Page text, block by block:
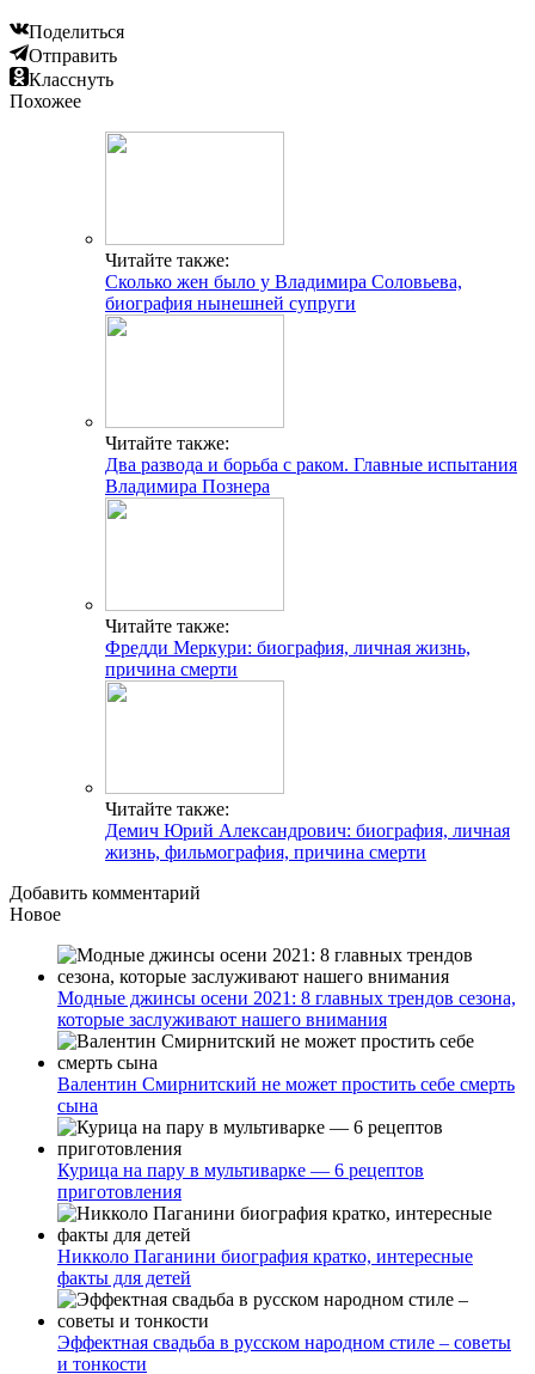
Поделиться
Отправить
Класснуть
Похожее
Читайте также:
Сколько жен было у Владимира Соловьева,
биография нынешней супруги
Читайте также:
Два развода и борьба с раком. Главные испытания
Владимира Познера
Читайте также:
Фредди Меркури: биография, личная жизнь,
причина смерти
Читайте также:
Демич Юрий Александрович: биография, личная
жизнь, фильмография, причина смерти
Добавить комментарий
Новое
Модные джинсы осени 2021: 8 главных трендов сезона,
которые заслуживают нашего внимания
Валентин Смирнитский не может простить себе смерть
сына
Курица на пару в мультиварке — 6 рецептов
приготовления
Никколо Паганини биография кратко, интересные
факты для детей
Эффектная свадьба в русском народном стиле – советы
и тонкости